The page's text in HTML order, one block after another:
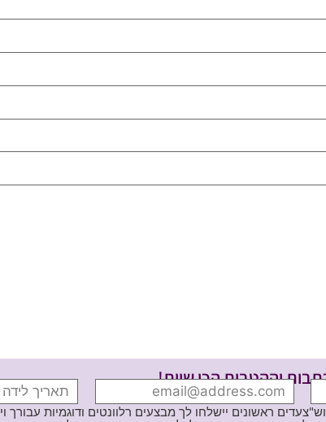
וההטבות הכי שוות!
וש"צעדים ראשונים יישלחו לך מבצעים רלוונטים ודוגמיות עבורך